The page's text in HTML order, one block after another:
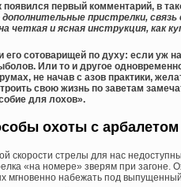
появился первый комментарий, в
пристрелки,
четкая и ясная инструкция, как
его сотоварищей по духу: если уж
Или то и другое
не начав с азов практики,
свою жизнь по заветам
для лохов».
охоты с арбалетом
скорости стрелы для нас
«на номере» зверям при загоне.
мгновенно набежать под